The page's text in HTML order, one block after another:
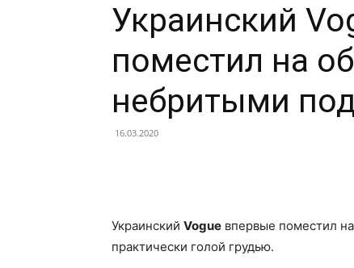
Украинский
поместил на
небритыми
16.03.2020
Украинский Vogue впервые поместил
практически голой грудью.